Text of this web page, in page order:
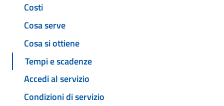
Costi
Cosa serve
Cosa si ottiene
Tempi e scadenze
Accedi al servizio
Condizioni di servizio